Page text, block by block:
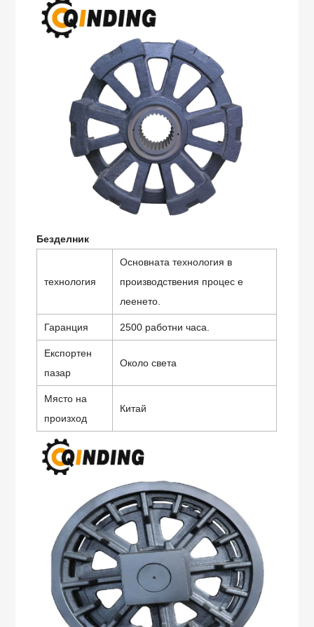
Безделник
технология
Основната технология в
производствения процес е
леенето.
Гаранция 2500 работни часа.
Експортен
пазар
Около света
Място на
произход
Китай